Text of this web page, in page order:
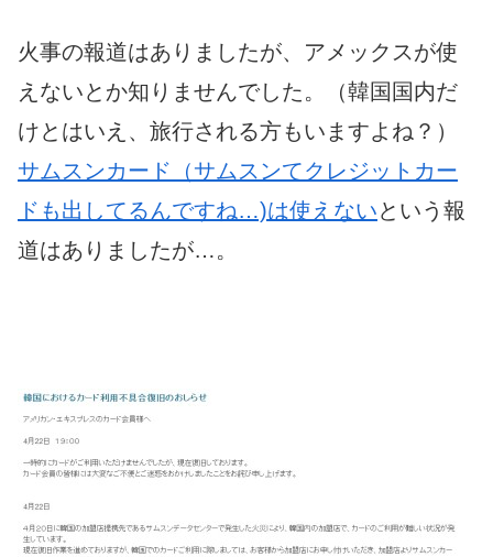
火事の報道はありましたが、アメックスが使
えないとか知りませんでした。（韓国国内だ
けとはいえ、旅行される方もいますよね？）
サムスンカード（サムスンてクレジットカー
ドも出してるんですね…)は使えないという報
道はありましたが…。